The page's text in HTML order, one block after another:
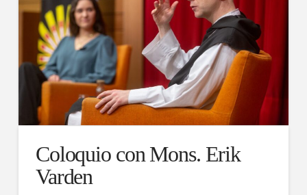
Coloquio con Mons. Erik
Varden